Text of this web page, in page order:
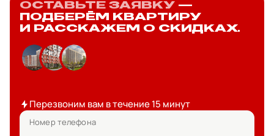
ОСТАВЬТЕ ЗАЯВКУ —
ПОДБЕРЁМ КВАРТИРУ
И РАССКАЖЕМ О СКИДКАХ.
Перезвоним вам в течение 15 минут
Номер телефона